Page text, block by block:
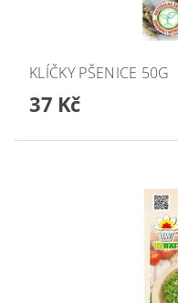
KLÍČKY PŠENICE 50G
37 Kč